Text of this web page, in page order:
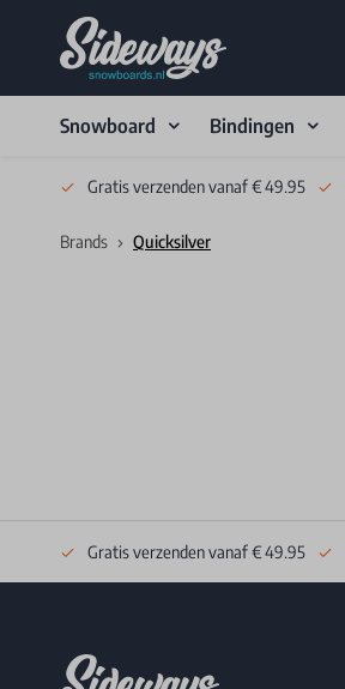
Snowboard Bindingen
Gratis verzenden vanaf € 49.95
Brands Quicksilver
Gratis verzenden vanaf € 49.95